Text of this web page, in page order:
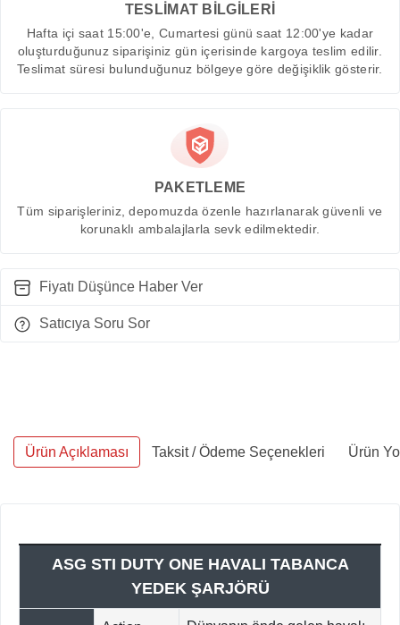
TESLİMAT BİLGİLERİ
Hafta içi saat 15:00'e, Cumartesi günü saat 12:00'ye kadar
oluşturduğunuz siparişiniz gün içerisinde kargoya teslim edilir.
Teslimat süresi bulunduğunuz bölgeye göre değişiklik gösterir.
PAKETLEME
Tüm siparişleriniz, depomuzda özenle hazırlanarak güvenli ve
korunaklı ambalajlarla sevk edilmektedir.
Fiyatı Düşünce Haber Ver
Satıcıya Soru Sor
Ürün Açıklaması Taksit / Ödeme Seçenekleri Ürün
ASG STI DUTY ONE HAVALI TABANCA
YEDEK ŞARJÖRÜ